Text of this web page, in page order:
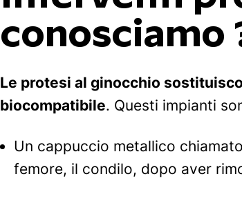
conosciamo
Le protesi al ginocchio
biocompatibile. Questi impianti
Un cappuccio metallico
femore, il condilo, dopo aver